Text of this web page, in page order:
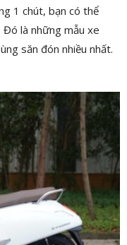
1 chút, bạn có thể
là những mẫu xe
săn đón nhiều nhất.